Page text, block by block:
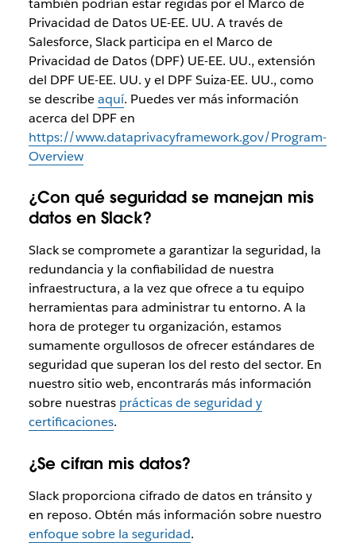
Privacidad de Datos UE-EE. UU. A través de
Salesforce, Slack participa en el Marco de
Privacidad de Datos (DPF) UE-EE. UU., extensión
del DPF UE-EE. UU. y el DPF Suiza-EE. UU., como
se describeaquí. Puedes ver más información
acerca del DPF en
https://www.dataprivacyframework.gov/Program-
Overview
¿Con qué seguridad se manejan mis
datos en Slack?
Slack se compromete a garantizar la seguridad, la
redundancia y la confiabilidad de nuestra
infraestructura, a la vez que ofrece a tu equipo
herramientas para administrar tu entorno. A la
hora de proteger tu organización, estamos
sumamente orgullosos de ofrecer estándares de
seguridad que superan los del resto del sector. En
nuestro sitio web, encontrarás más información
sobre nuestras prácticas de seguridad y
certificaciones.
¿Se cifran mis datos?
Slack proporciona cifrado de datos en tránsito y
en reposo. Obtén más información sobre nuestro
enfoque sobre la seguridad.